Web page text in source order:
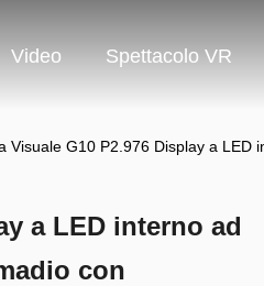
Video Spettacolo VR
Visuale G10 P2.976 Display a
a LED interno ad
con